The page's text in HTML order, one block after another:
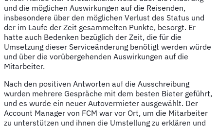
und die möglichen Auswirkungen auf die Reisenden,
insbesondere über den möglichen Verlust des Status und
der im Laufe der Zeit gesammelten Punkte, besorgt. Er
hatte auch Bedenken bezüglich der Zeit, die für die
Umsetzung dieser Serviceänderung benötigt werden würde
und über die vorübergehenden Auswirkungen auf die
Mitarbeiter.
Nach den positiven Antworten auf die Ausschreibung
wurden mehrere Gespräche mit dem besten Bieter geführt,
und es wurde ein neuer Autovermieter ausgewählt. Der
Account Manager von FCM war vor Ort, um die Mitarbeiter
zu unterstützen und ihnen die Umstellung zu erklären und